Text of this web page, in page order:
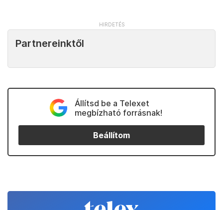
Partnereinktől
Állítsd be a Telexet
megbízható forrásnak!
Beállítom